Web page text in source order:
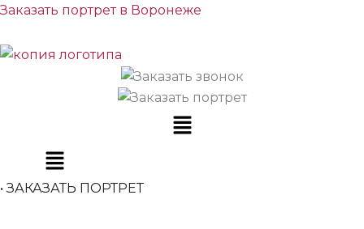
Перейти
содержимому
Заказать портрет в Воронеже
Меню
• ЗАКАЗАТЬ ПОРТРЕТ